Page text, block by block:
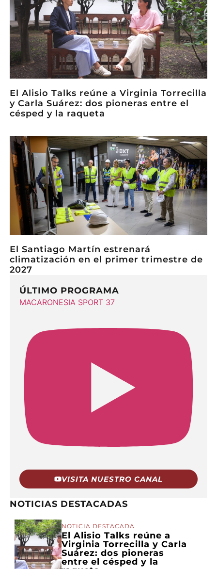
El Alisio Talks reúne a Virginia Torrecilla
y Carla Suárez: dos pioneras entre el
césped y la raqueta
El Santiago Martín estrenará
climatización en el primer trimestre de
2027
ÚLTIMO PROGRAMA
MACARONESIA SPORT 37
VISITA NUESTRO CANAL
NOTICIAS DESTACADAS
NOTICIA DESTACADA
El Alisio Talks reúne a
Virginia Torrecilla y Carla
Suárez: dos pioneras
entre el césped y la